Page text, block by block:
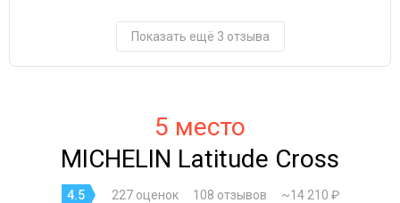
Показать ещё 3 отзыва
5 место
MICHELIN Latitude Cross
4.5 227 оценок 108 отзывов ~14 210 ₽